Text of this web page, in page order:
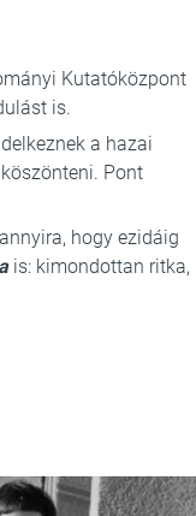
Kutatóközpont
is.
a hazai
Pont
hogy ezidáig
is: kimondottan ritka,